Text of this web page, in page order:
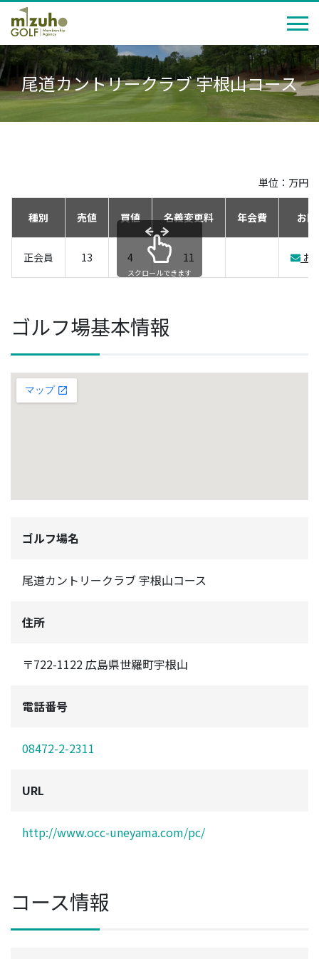
尾道カントリークラブ 宇根山コース
単位：万円
種別 売値 買値 名義変更料 年会費 お
正会員 13 4 11 お
スクロールできます
ゴルフ場基本情報
ゴルフ場名
尾道カントリークラブ 宇根山コース
住所
〒722-1122 広島県世羅町宇根山
電話番号
08472-2-2311
URL
http://www.occ-uneyama.com/pc/
コース情報